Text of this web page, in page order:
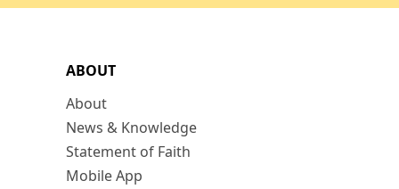
ABOUT
About
News & Knowledge
Statement of Faith
Mobile App